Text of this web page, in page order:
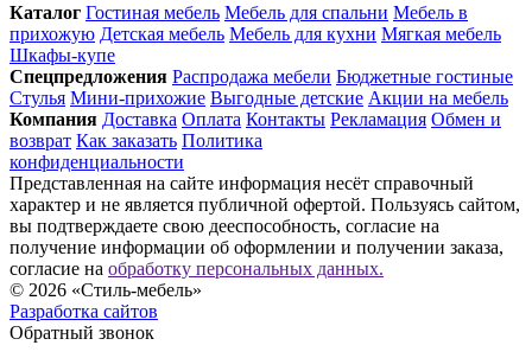
Каталог Гостиная мебель Мебель для спальни Мебель в
прихожую Детская мебель Мебель для кухни Мягкая мебель
Шкафы-купе
Спец­предложения Распродажа мебели Бюджетные гостиные
Стулья Мини-прихожие Выгодные детские Акции на мебель
Компания Доставка Оплата Контакты Рекламация Обмен и
возврат Как заказать Политика
конфиденциальности
Представленная на сайте информация несёт справочный
характер и не является публичной офертой. Пользуясь сайтом,
вы подтверждаете свою дееспособность, согласие на
получение информации об оформлении и получении заказа,
согласие на обработку персональных данных.
© 2026 «Стиль-мебель»
Разработка сайтов
Обратный звонок